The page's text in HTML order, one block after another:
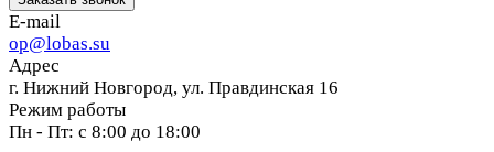
E-mail
op@lobas.su
Адрес
г. Нижний Новгород, ул. Правдинская 16
Режим работы
Пн - Пт: с 8:00 до 18:00